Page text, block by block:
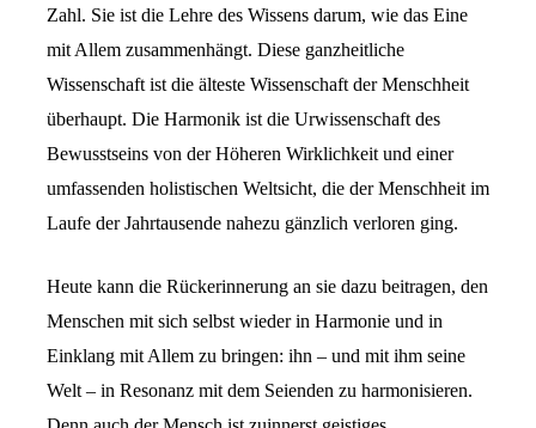
Zahl. Sie ist die Lehre des Wissens darum, wie das Eine
mit Allem zusammenhängt. Diese ganzheitliche
Wissenschaft ist die älteste Wissenschaft der Menschheit
überhaupt. Die Harmonik ist die Urwissenschaft des
Bewusstseins von der Höheren Wirklichkeit und einer
umfassenden holistischen Weltsicht, die der Menschheit im
Laufe der Jahrtausende nahezu gänzlich verloren ging.
Heute kann die Rückerinnerung an sie dazu beitragen, den
Menschen mit sich selbst wieder in Harmonie und in
Einklang mit Allem zu bringen: ihn – und mit ihm seine
Welt – in Resonanz mit dem Seienden zu harmonisieren.